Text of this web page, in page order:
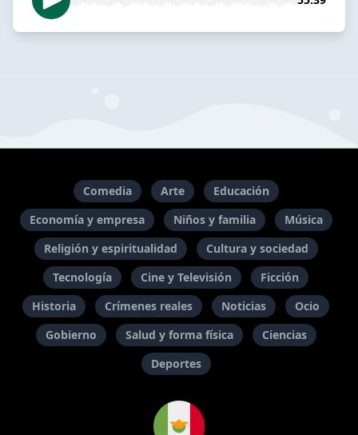
Comedia Arte
Educación
Economía y empresa
Niños y familia
Música
Religión y espiritualidad
Cultura y sociedad
Tecnología
Cine y Televisión
Ficción
Historia
Crímenes reales Noticias
Ocio
Gobierno
Salud y forma física
Ciencias
Deportes